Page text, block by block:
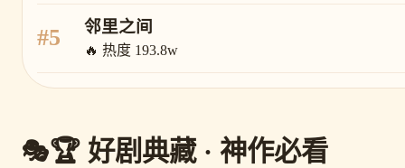
#5 邻里之间
🔥 热度 193.8w
🏆 好剧典藏 · 神作必看